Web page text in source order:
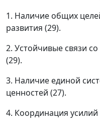
1. Наличие общих
развития (29).
2. Устойчивые связи
(29).
3. Наличие единой
ценностей (27).
4. Координация